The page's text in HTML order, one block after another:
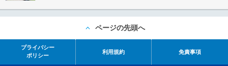
ページの先頭へ
プライバシー
ポリシー
利用規約 免責事項